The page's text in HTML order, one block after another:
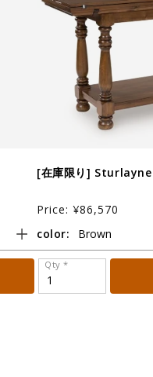
[在庫限り]
Price: ¥86,570
color:
Qty *